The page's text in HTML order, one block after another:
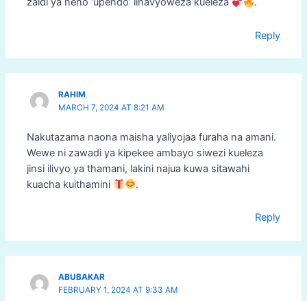
Reply
RAHIM
MARCH 7, 2024 AT 8:21 AM
Nakutazama naona maisha yaliyojaa furaha na amani.
Wewe ni zawadi ya kipekee ambayo siwezi kueleza
jinsi ilivyo ya thamani, lakini najua kuwa sitawahi
kuacha kuithamini
.
Reply
ABUBAKAR
FEBRUARY 1, 2024 AT 9:33 AM